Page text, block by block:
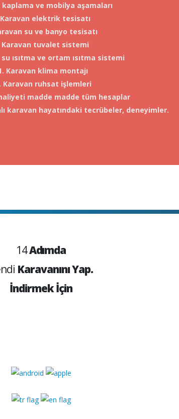
kaplama ve mobilya aşamaları
elektrik tesisatı
su ve banyo tesisatı
Karavan tuvalet sistemi
ısıtma ve ortam ısıtma sistemi
Karavan klima montajı
Karavan ruhsat işlemleri
madde madde tüm hesaplar
karavan hayatındaki tecrübeler, deneyimler.
14Adımda
Karavanını Yap.
İndirmek İçin